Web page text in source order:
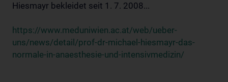
Hiesmayr bekleidet seit 1. 7. 2008...
https://www.meduniwien.ac.at/web/ueber-
uns/news/detail/prof-dr-michael-hiesmayr-das-
normale-in-anaesthesie-und-intensivmedizin/